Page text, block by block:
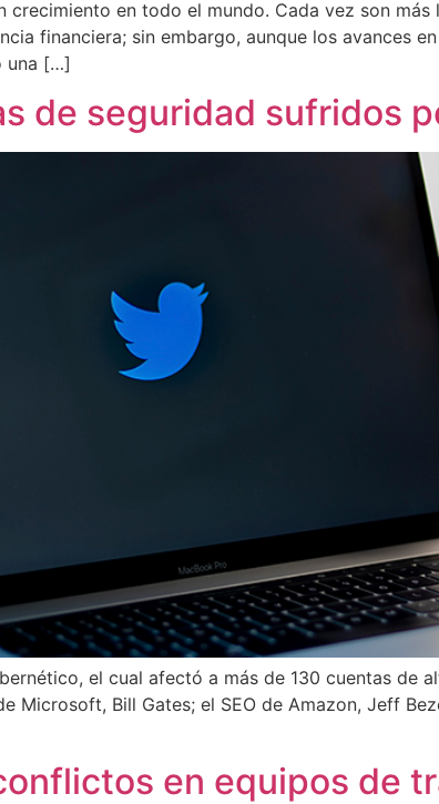
crecimiento en todo el mundo. Cada vez son
financiera; sin embargo, aunque los avances
una […]
de seguridad sufridos
el cual afectó a más de 130 cuentas de
Microsoft, Bill Gates; el SEO de Amazon, Jeff
en equipos de